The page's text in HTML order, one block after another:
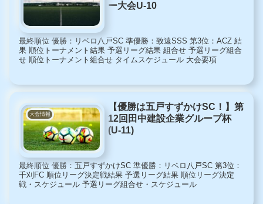
ー大会U-10
最終順位 優勝：リベロ八戸SC 準優勝：致遠SSS 第3位：ACZ 結
果 順位トーナメント結果 予選リーグ結果 組合せ 予選リーグ組合
せ 順位トーナメント組合せ タイムスケジュール 大会要項
大会情報
【優勝は五戸すずかけSC！】第
12回田中建設企業グループ杯
(U-11)
最終順位 優勝：五戸すずかけSC 準優勝：リベロ八戸SC 第3位：
千刈FC 順位リーグ決定戦結果 予選リーグ結果 順位リーグ決定
戦・スケジュール 予選リーグ組合せ・スケジュール